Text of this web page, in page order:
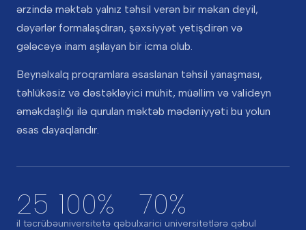
ərzində məktəb yalnız təhsil verən bir məkan deyil,
dəyərlər formalaşdıran, şəxsiyyət yetişdirən və
gələcəyə inam aşılayan bir icma olub.
Beynəlxalq proqramlara əsaslanan təhsil yanaşması,
təhlükəsiz və dəstəkləyici mühit, müəllim və valideyn
əməkdaşlığı ilə qurulan məktəb mədəniyyəti bu yolun
əsas dayaqlarıdır.
25
il təcrübə
100%
universitetə qəbul
70%
xarici universitetlərə qəbul